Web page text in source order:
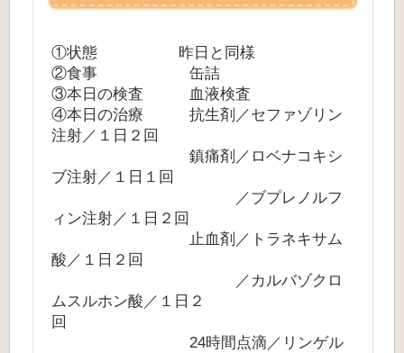
①状態 昨日と同様
②食事 缶詰
③本日の検査 血液検査
④本日の治療 抗生剤／セファゾリン
注射／１日２回
鎮痛剤／ロベナコキシ
ブ注射／１日１回
／ブプレノルフ
ィン注射／１日２回
止血剤／トラネキサム
酸／１日２回
／カルバゾクロ
ムスルホン酸／１日２
回
24時間点滴／リンゲル